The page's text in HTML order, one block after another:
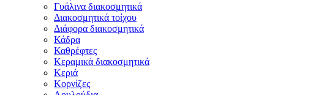
Γυάλινα διακοσμητικά
Διακοσμητικά τοίχου
Διάφορα διακοσμητικά
Κάδρα
Καθρέφτες
Κεραμικά διακοσμητικά
Κεριά
Κορνίζες